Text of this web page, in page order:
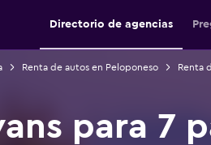
Directorio de agencias
Renta de autos en Peloponeso Renta
para 7